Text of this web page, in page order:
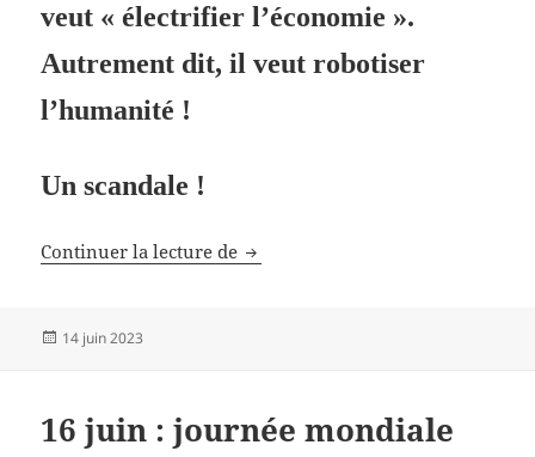
veut « électrifier l’économie ».
Autrement dit, il veut robotiser
l’humanité !
Un scandale !
Continuer la lecture de Annonce de RTE
Publié
14 juin 2023
16 juin : journée mondiale